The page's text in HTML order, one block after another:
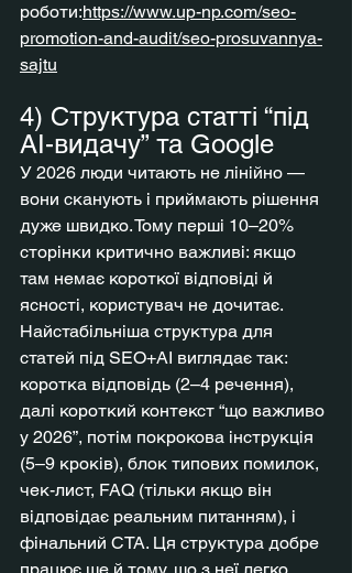
роботи:https://www.up-np.com/seo-
promotion-and-audit/seo-prosuvannya-
sajtu
4) Структура статті “під
AI-видачу” та Google
У 2026 люди читають не лінійно —
вони сканують і приймають рішення
дуже швидко. Тому перші 10–20%
сторінки критично важливі: якщо
там немає короткої відповіді й
ясності, користувач не дочитає.
Найстабільніша структура для
статей під SEO+AI виглядає так:
коротка відповідь (2–4 речення),
далі короткий контекст “що важливо
у 2026”, потім покрокова інструкція
(5–9 кроків), блок типових помилок,
чек-лист, FAQ (тільки якщо він
відповідає реальним питанням), і
фінальний CTA. Ця структура добре